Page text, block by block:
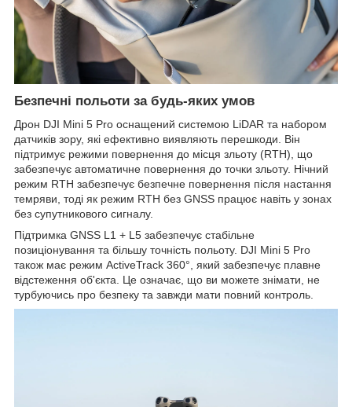
Безпечні польоти за будь-яких умов
Дрон DJI Mini 5 Pro оснащений системою LiDAR та набором
датчиків зору, які ефективно виявляють перешкоди. Він
підтримує режими повернення до місця зльоту (RTH), що
забезпечує автоматичне повернення до точки зльоту. Нічний
режим RTH забезпечує безпечне повернення після настання
темряви, тоді як режим RTH без GNSS працює навіть у зонах
без супутникового сигналу.
Підтримка GNSS L1 + L5 забезпечує стабільне
позиціонування та більшу точність польоту. DJI Mini 5 Pro
також має режим ActiveTrack 360°, який забезпечує плавне
відстеження об'єкта. Це означає, що ви можете знімати, не
турбуючись про безпеку та завжди мати повний контроль.